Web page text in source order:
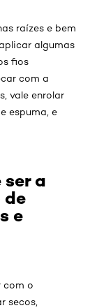
raízes e bem
algumas
fios
com a
vale enrolar
espuma, e
a
e
com o
secos,